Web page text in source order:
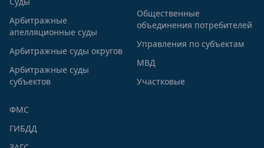
Арбитражные
апелляционные суды
Арбитражные суды округов
Арбитражные суды
субъектов
Общественные
объединения потребителей
Управления по субъектам
МВД
Участковые
ФМС
ГИБДД